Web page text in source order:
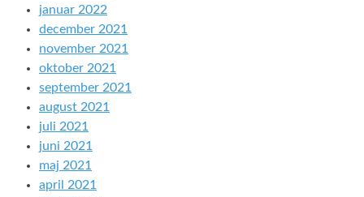
januar 2022
december 2021
november 2021
oktober 2021
september 2021
august 2021
juli 2021
juni 2021
maj 2021
april 2021